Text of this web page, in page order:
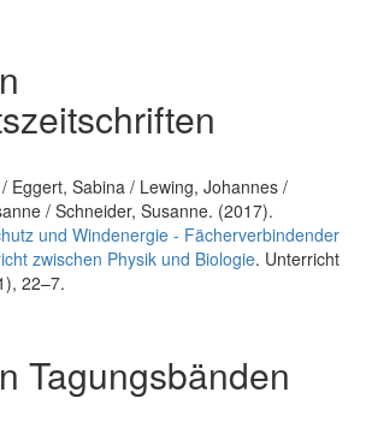
Eggert, Sabina / Lewing, Johannes /
/ Schneider, Susanne. (2017).
und Windenergie - Fächerverbindender
zwischen Physik und Biologie. Unterricht
22–7.
Tagungsbänden